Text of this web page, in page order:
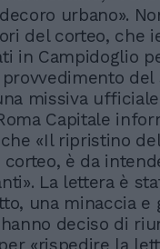
urbano».
del corteo, che
in Campidoglio
del
missiva
Capitale
«Il ripristino
è da
La lettera è
una minaccia e
deciso di